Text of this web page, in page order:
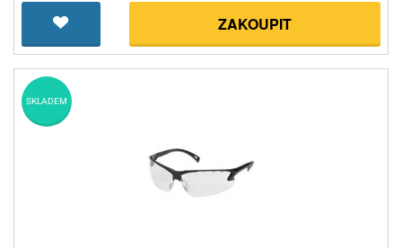
ZAKOUPIT
SKLADEM